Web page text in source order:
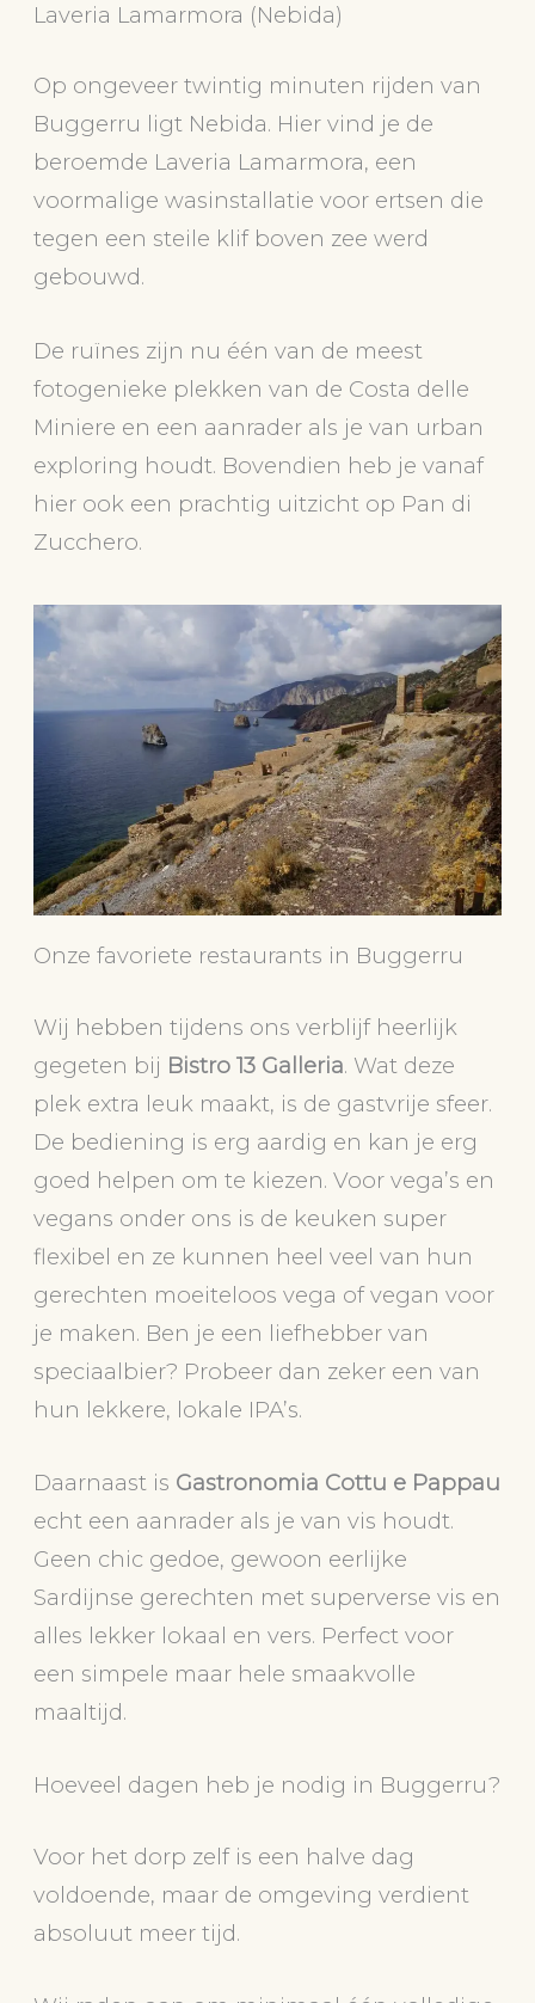
Laveria Lamarmora (Nebida)
Op ongeveer twintig minuten rijden van
Buggerru ligt Nebida. Hier vind je de
beroemde Laveria Lamarmora, een
voormalige wasinstallatie voor ertsen die
tegen een steile klif boven zee werd
gebouwd.
De ruïnes zijn nu één van de meest
fotogenieke plekken van de Costa delle
Miniere en een aanrader als je van urban
exploring houdt. Bovendien heb je vanaf
hier ook een prachtig uitzicht op Pan di
Zucchero.
Onze favoriete restaurants in Buggerru
Wij hebben tijdens ons verblijf heerlijk
gegeten bij Bistro 13 Galleria. Wat deze
plek extra leuk maakt, is de gastvrije sfeer.
De bediening is erg aardig en kan je erg
goed helpen om te kiezen. Voor vega’s en
vegans onder ons is de keuken super
flexibel en ze kunnen heel veel van hun
gerechten moeiteloos vega of vegan voor
je maken. Ben je een liefhebber van
speciaalbier? Probeer dan zeker een van
hun lekkere, lokale IPA’s.
Daarnaast is Gastronomia Cottu e Pappau
echt een aanrader als je van vis houdt.
Geen chic gedoe, gewoon eerlijke
Sardijnse gerechten met superverse vis en
alles lekker lokaal en vers. Perfect voor
een simpele maar hele smaakvolle
maaltijd.
Hoeveel dagen heb je nodig in Buggerru?
Voor het dorp zelf is een halve dag
voldoende, maar de omgeving verdient
absoluut meer tijd.